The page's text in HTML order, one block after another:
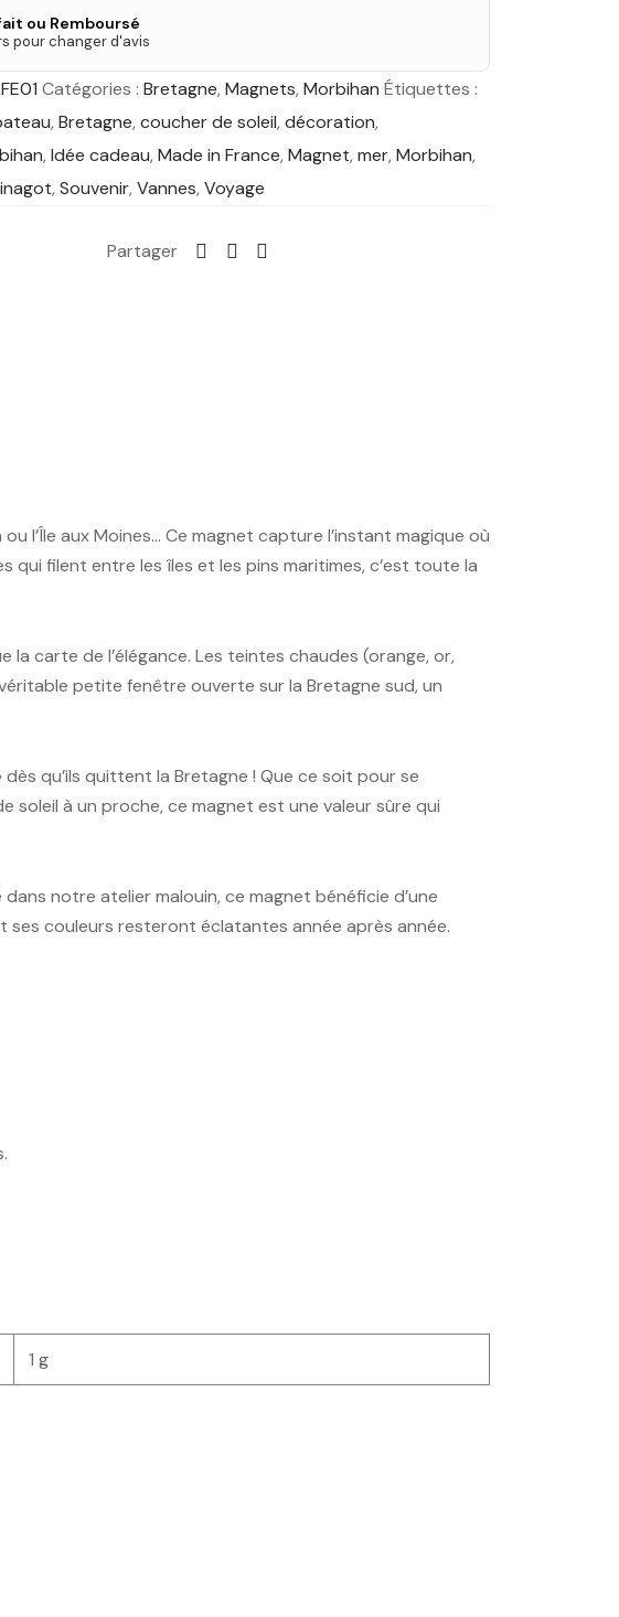
ou Remboursé
pour changer d'avis
Catégories : Bretagne, Magnets, Morbihan Étiquettes :
, Bretagne, coucher de soleil, décoration,
, Idée cadeau, Made in France, Magnet, mer, Morbihan,
, Souvenir, Vannes, Voyage
Partager
l’Île aux Moines… Ce magnet capture l’instant magique où
qui filent entre les îles et les pins maritimes, c’est toute la
carte de l’élégance. Les teintes chaudes (orange, or,
petite fenêtre ouverte sur la Bretagne sud, un
qu’ils quittent la Bretagne ! Que ce soit pour se
soleil à un proche, ce magnet est une valeur sûre qui
notre atelier malouin, ce magnet bénéficie d’une
couleurs resteront éclatantes année après année.
1 g